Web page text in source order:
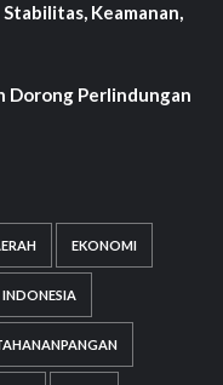
Keamanan,
Dorong Perlindungan
EKONOMI
INDONESIA